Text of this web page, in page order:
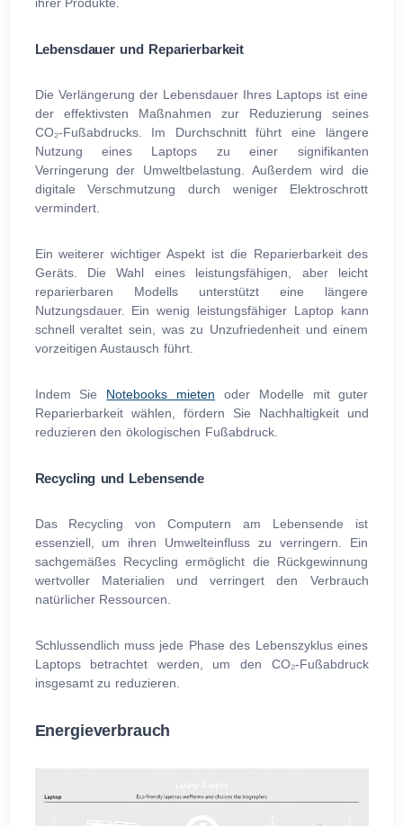
Lebensdauer und Reparierbarkeit
Die Verlängerung der Lebensdauer Ihres Laptops ist eine
der effektivsten Maßnahmen zur Reduzierung seines
CO₂-Fußabdrucks. Im Durchschnitt führt eine längere
Nutzung eines Laptops zu einer signifikanten
Verringerung der Umweltbelastung. Außerdem wird die
digitale Verschmutzung durch weniger Elektroschrott
vermindert.
Ein weiterer wichtiger Aspekt ist die Reparierbarkeit des
Geräts. Die Wahl eines leistungsfähigen, aber leicht
reparierbaren Modells unterstützt eine längere
Nutzungsdauer. Ein wenig leistungsfähiger Laptop kann
schnell veraltet sein, was zu Unzufriedenheit und einem
vorzeitigen Austausch führt.
Indem Sie Notebooks mieten oder Modelle mit guter
Reparierbarkeit wählen, fördern Sie Nachhaltigkeit und
reduzieren den ökologischen Fußabdruck.
Recycling und Lebensende
Das Recycling von Computern am Lebensende ist
essenziell, um ihren Umwelteinfluss zu verringern. Ein
sachgemäßes Recycling ermöglicht die Rückgewinnung
wertvoller Materialien und verringert den Verbrauch
natürlicher Ressourcen.
Schlussendlich muss jede Phase des Lebenszyklus eines
Laptops betrachtet werden, um den CO₂-Fußabdruck
insgesamt zu reduzieren.
Energieverbrauch